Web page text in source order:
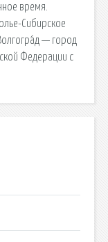
время.
Сибирское
— город
Федерации с